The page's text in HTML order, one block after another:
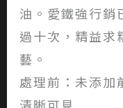
油。愛鐵強行銷
過十次，精益求
藝。
處理前：未添加
清晰可見